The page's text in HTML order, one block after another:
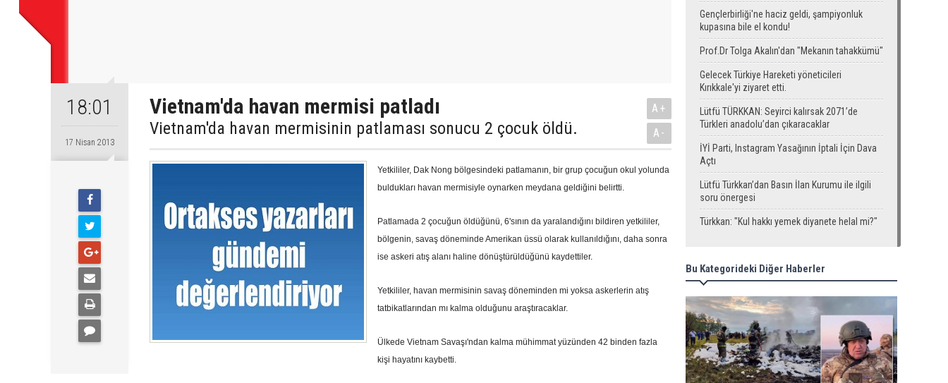
18:01
17 Nisan 2013
Vietnam'da havan mermisi patladı
Vietnam'da havan mermisinin patlaması sonucu 2 çocuk öldü.
A+
A-
Yetkililer, Dak Nong bölgesindeki patlamanın, bir grup çocuğun okul yolunda
buldukları havan mermisiyle oynarken meydana geldiğini belirtti.
Patlamada 2 çocuğun öldüğünü, 6'sının da yaralandığını bildiren yetkililer,
bölgenin, savaş döneminde Amerikan üssü olarak kullanıldığını, daha sonra
ise askeri atış alanı haline dönüştürüldüğünü kaydettiler.
Yetkililer, havan mermisinin savaş döneminden mi yoksa askerlerin atış
tatbikatlarından mı kalma olduğunu araştıracaklar.
Ülkede Vietnam Savaşı'ndan kalma mühimmat yüzünden 42 binden fazla
kişi hayatını kaybetti.
Gençlerbirliği'ne haciz geldi, şampiyonluk
kupasına bile el kondu!
Prof.Dr Tolga Akalın'dan "Mekanın tahakkümü"
Gelecek Türkiye Hareketi yöneticileri
Kırıkkale'yi ziyaret etti.
Lütfü TÜRKKAN: Seyirci kalırsak 2071’de
Türkleri anadolu’dan çıkaracaklar
İYİ Parti, Instagram Yasağının İptali İçin Dava
Açtı
Lütfü Türkkan’dan Basın İlan Kurumu ile ilgili
soru önergesi
Türkkan: "Kul hakkı yemek diyanete helal mi?"
Bu Kategorideki Diğer Haberler